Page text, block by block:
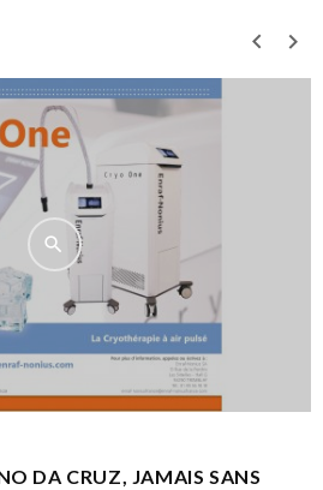
DA CRUZ, JAMAIS SANS